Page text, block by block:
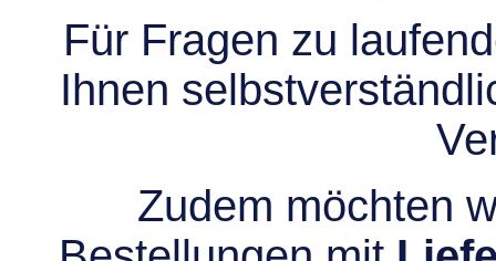
Für Fragen zu
Ihnen
Zudem möchten